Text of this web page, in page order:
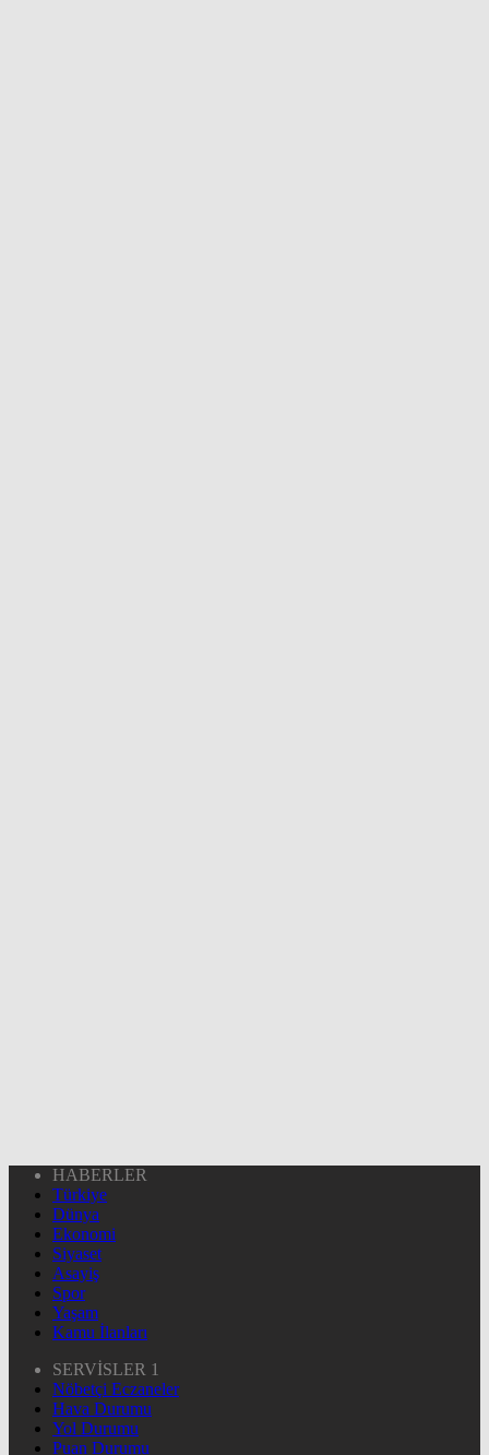
HABERLER
Türkiye
Dünya
Ekonomi
Siyaset
Asayiş
Spor
Yaşam
Kamu İlanları
SERVİSLER 1
Nöbetçi Eczaneler
Hava Durumu
Yol Durumu
Puan Durumu